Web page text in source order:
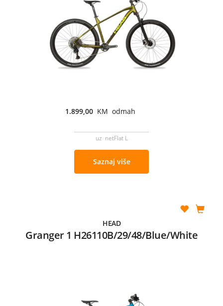
1.899,00 KM odmah
uz netFlat L
Saznaj više
HEAD
Granger 1 H26110B/29/48/Blue/White